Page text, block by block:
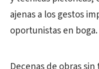
ajenas a los gestos
oportunistas en boga.